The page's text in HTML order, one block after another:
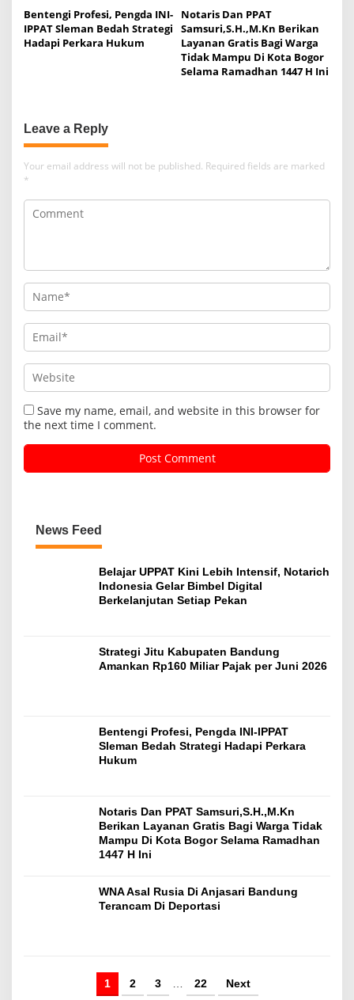
Bentengi Profesi, Pengda INI-
IPPAT Sleman Bedah Strategi
Hadapi Perkara Hukum
Notaris Dan PPAT
Samsuri,S.H.,M.Kn Berikan
Layanan Gratis Bagi Warga
Tidak Mampu Di Kota Bogor
Selama Ramadhan 1447 H Ini
Leave a Reply
Your email address will not be published. Required fields are marked
*
Save my name, email, and website in this browser for
the next time I comment.
News Feed
Belajar UPPAT Kini Lebih Intensif, Notarich
Indonesia Gelar Bimbel Digital
Berkelanjutan Setiap Pekan
Strategi Jitu Kabupaten Bandung
Amankan Rp160 Miliar Pajak per Juni 2026
Bentengi Profesi, Pengda INI-IPPAT
Sleman Bedah Strategi Hadapi Perkara
Hukum
Notaris Dan PPAT Samsuri,S.H.,M.Kn
Berikan Layanan Gratis Bagi Warga Tidak
Mampu Di Kota Bogor Selama Ramadhan
1447 H Ini
WNA Asal Rusia Di Anjasari Bandung
Terancam Di Deportasi
1 2 3 … 22 Next